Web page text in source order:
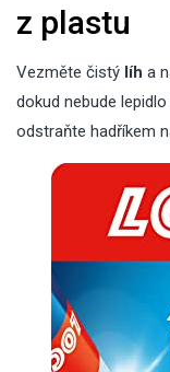
z plastu
Vezměte čistý líh a
dokud nebude
odstraňte hadříkem